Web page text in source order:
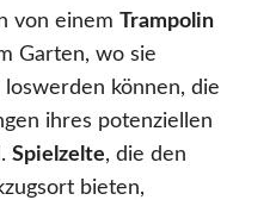
von einem Trampolin
Garten, wo sie
können, die
ihres potenziellen
Spielzelte, die den
bieten,